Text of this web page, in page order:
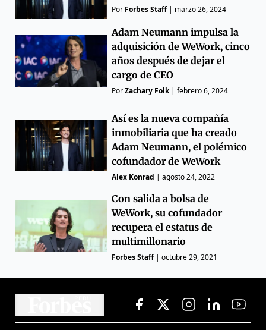
Por Forbes Staff| marzo 26, 2024
Adam Neumann impulsa la
adquisición de WeWork, cinco
años después de dejar el
cargo de CEO
PorZachary Folk|febrero 6, 2024
Así es la nueva compañía
inmobiliaria que ha creado
Adam Neumann, el polémico
cofundador de WeWork
Alex Konrad |agosto 24, 2022
Con salida a bolsa de
WeWork, su cofundador
recupera el estatus de
multimillonario
Forbes Staff|octubre 29, 2021